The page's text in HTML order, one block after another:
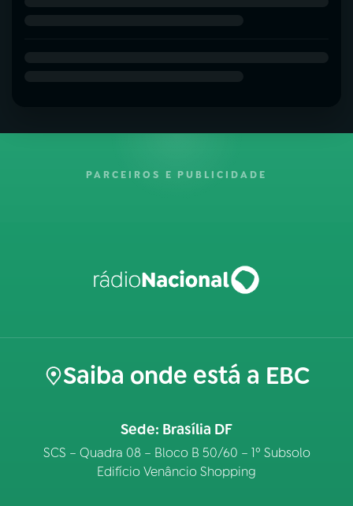
PARCEIROS E PUBLICIDADE
Saiba onde está a EBC
Sede: Brasília DF
SCS – Quadra 08 – Bloco B 50/60 – 1º Subsolo
Edifício Venâncio Shopping